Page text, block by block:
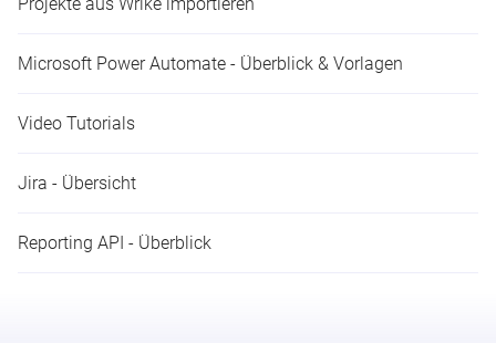
Microsoft Power Automate - Überblick & Vorlagen
Video Tutorials
Jira - Übersicht
Reporting API - Überblick